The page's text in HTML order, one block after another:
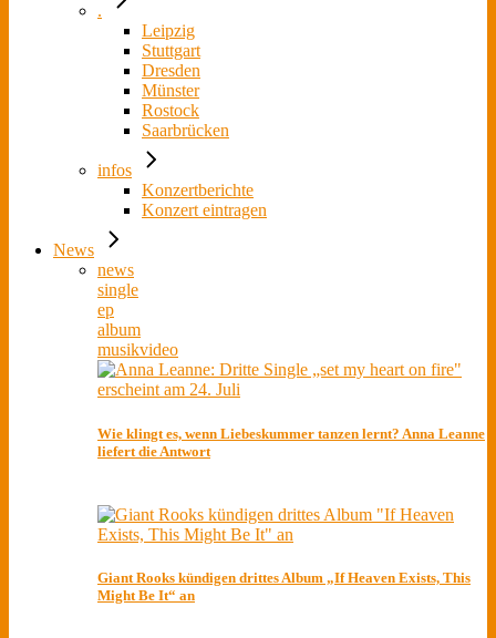
.
Leipzig
Stuttgart
Dresden
Münster
Rostock
Saarbrücken
infos
Konzertberichte
Konzert eintragen
News
news
single
ep
album
musikvideo
Wie klingt es, wenn Liebeskummer tanzen lernt? Anna Leanne
liefert die Antwort
Giant Rooks kündigen drittes Album „If Heaven Exists, This
Might Be It“ an